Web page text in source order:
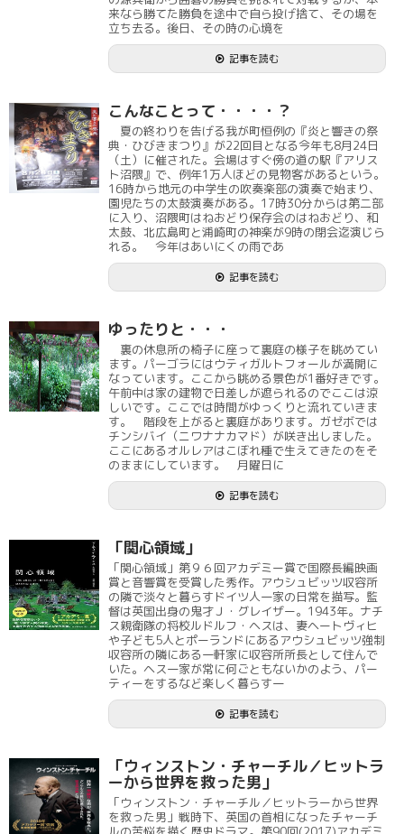
来なら勝てた勝負を途中で自ら投げ捨て、その場を
立ち去る。後日、その時の心境を
記事を読む
こんなことって・・・・？
夏の終わりを告げる我が町恒例の『炎と響きの祭
典・ひびきまつり』が22回目となる今年も8月24日
（土）に催された。会場はすぐ傍の道の駅『アリス
ト沼隈』で、例年1万人ほどの見物客があるという。
16時から地元の中学生の吹奏楽部の演奏で始まり、
園児たちの太鼓演奏がある。17時30分からは第二部
に入り、沼隈町はねおどり保存会のはねおどり、和
太鼓、北広島町と浦崎町の神楽が9時の閉会迄演じら
れる。 今年はあいにくの雨であ
記事を読む
ゆったりと・・・
裏の休息所の椅子に座って裏庭の様子を眺めてい
ます。パーゴラにはウティガルトフォールが満開に
なっています。ここから眺める景色が1番好きです。
午前中は家の建物で日差しが遮られるのでここは涼
しいです。ここでは時間がゆっくりと流れていきま
す。 階段を上がると裏庭があります。ガゼボでは
チンシバイ（ニワナナカマド）が咲き出しました。
ここにあるオルレアはこぼれ種で生えてきたのをそ
のままにしています。 月曜日に
記事を読む
「関心領域」
「関心領域」第９６回アカデミー賞で国際長編映画
賞と音響賞を受賞した秀作。アウシュビッツ収容所
の隣で淡々と暮らすドイツ人一家の日常を描写。監
督は英国出身の鬼才Ｊ・グレイザー。1943年。ナチ
ス親衛隊の将校ルドルフ・ヘスは、妻ヘートヴィヒ
や子ども5人とポーランドにあるアウシュビッツ強制
収容所の隣にある一軒家に収容所所長として住んで
いた。ヘス一家が常に何ごともないかのよう、パー
ティーをするなど楽しく暮らす一
記事を読む
「ウィンストン・チャーチル／ヒットラ
ーから世界を救った男」
「ウィンストン・チャーチル／ヒットラーから世界
を救った男」戦時下、英国の首相になったチャーチ